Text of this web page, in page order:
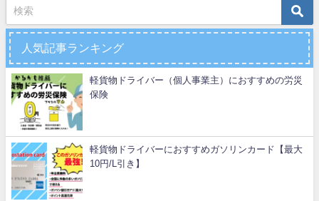
人気記事ランキング
軽貨物ドライバー（個人事業主）におすすめの労災
保険
軽貨物ドライバーにおすすめガソリンカード【最大
10円/L引き】